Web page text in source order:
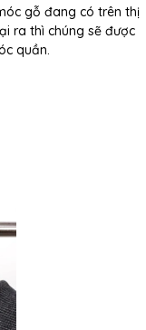
gỗ đang có trên thị
ra thì chúng sẽ được
quần.